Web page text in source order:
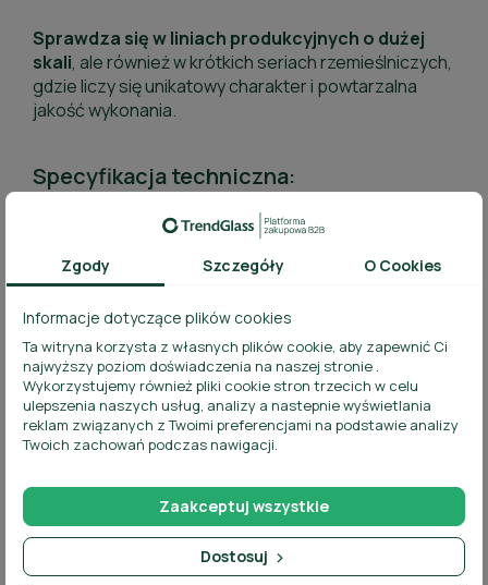
Sprawdza się w liniach produkcyjnych o dużej
skali, ale również w krótkich seriach rzemieślniczych,
gdzie liczy się unikatowy charakter i powtarzalna
jakość wykonania.
Specyfikacja techniczna:
Pojemność całkowita:700 ml
Wysokość:
270 mm
Średnica maksymalna:80,5 mm
Rodzaj korka:korek Ø 21,5 mm
Waga jednostkowa: 520 g
Materiał:szkło sodowo-wapniowe
Odporność termiczna:szkło niehartowane,
niezalecane nagłe zmiany temperatury
Zgody Szczegóły O Cookies
Informacje dotyczące plików cookies
Ta witryna korzysta z własnych plików cookie, aby zapewnić Ci
najwyższy poziom doświadczenia na naszej stronie .
Wykorzystujemy również pliki cookie stron trzecich w celu
ulepszenia naszych usług, analizy a nastepnie wyświetlania
reklam związanych z Twoimi preferencjami na podstawie analizy
Twoich zachowań podczas nawigacji.
Dostosuj
Zaakceptuj wszystkie